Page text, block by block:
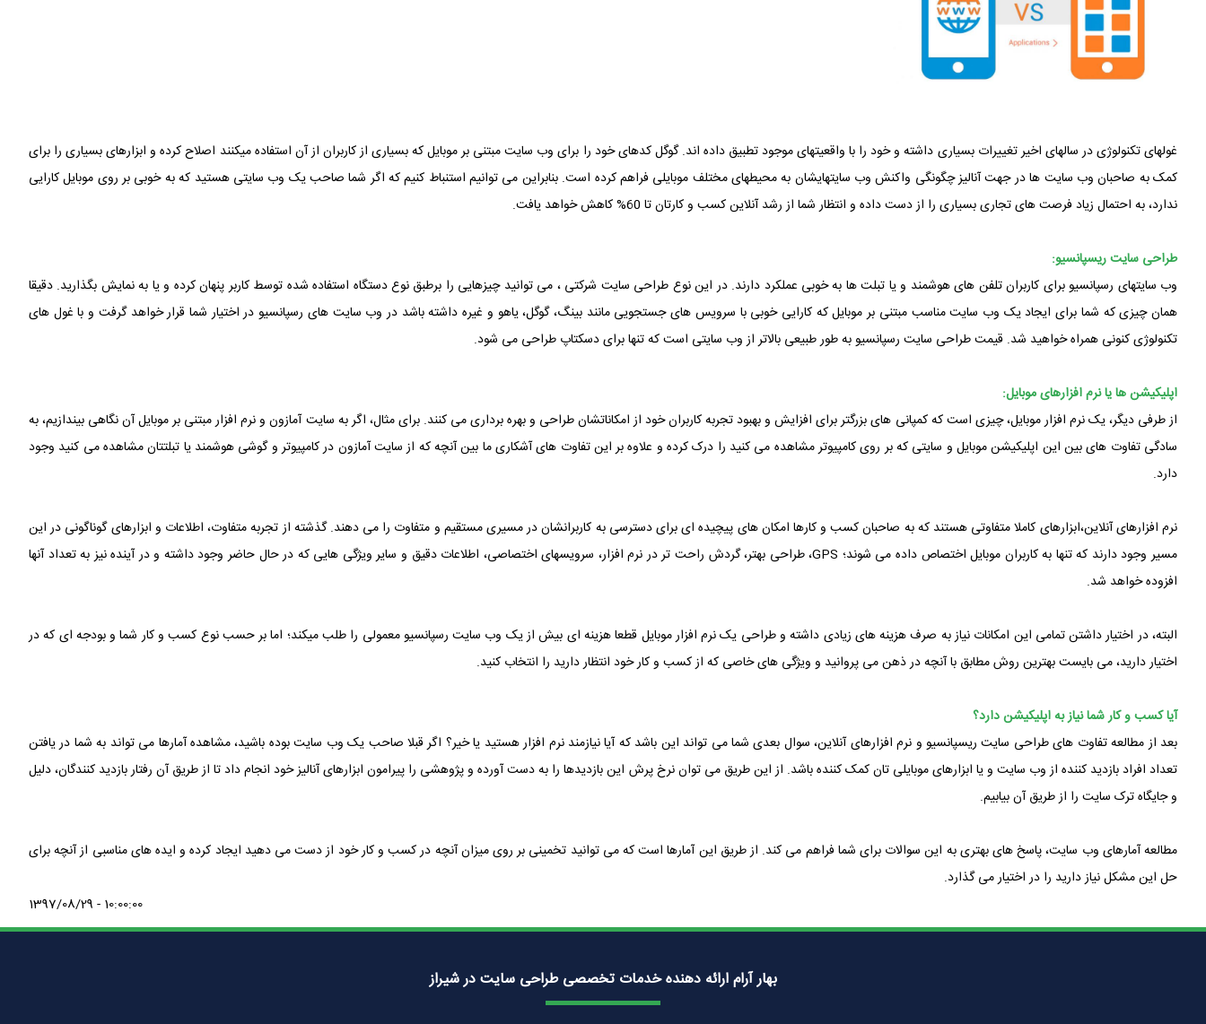
غولهای تکنولوژی در سالهای اخیر تغییرات بسیاری داشته و خود را با واقعیتهای موجود تطبیق داده اند. گوگل کدهای خود را برای وب سایت مبتنی بر موبایل که بسیاری از کاربران از آن استفاده میکنند اصلاح کرده و ابزارهای بسیاری را برای
کمک به صاحبان وب سایت ها در جهت آنالیز چگونگی واکنش وب سایتهایشان به محیطهای مختلف موبایلی فراهم کرده است. بنابراین می توانیم استنباط کنیم که اگر شما صاحب یک وب سایتی هستید که به خوبی بر روی موبایل کارایی
ندارد، به احتمال زیاد فرصت های تجاری بسیاری را از دست داده و انتظار شما از رشد آنلاین کسب و کارتان تا 60% کاهش خواهد یافت.
طراحی سایت ریسپانسیو:
وب سایتهای رسپانسیو برای کاربران تلفن های هوشمند و یا تبلت ها به خوبی عملکرد دارند. در این نوع طراحی سایت شرکتی ، می توانید چیزهایی را برطبق نوع دستگاه استفاده شده توسط کاربر پنهان کرده و یا به نمایش بگذارید. دقیقا
همان چیزی که شما برای ایجاد یک وب سایت مناسب مبتنی بر موبایل که کارایی خوبی با سرویس های جستجویی مانند بینگ، گوگل، یاهو و غیره داشته باشد در وب سایت های رسپانسیو در اختیار شما قرار خواهد گرفت و با غول های
تکنولوژی کنونی همراه خواهید شد. قیمت طراحی سایت رسپانسیو به طور طبیعی بالاتر از وب سایتی است که تنها برای دسکتاپ طراحی می شود.
اپلیکیشن ها یا نرم افزارهای موبایل:
از طرفی دیگر، یک نرم افزار موبایل، چیزی است که کمپانی های بزرگتر برای افزایش و بهبود تجربه کاربران خود از امکاناتشان طراحی و بهره برداری می کنند. برای مثال، اگر به سایت آمازون و نرم افزار مبتنی بر موبایل آن نگاهی بیندازیم، به
سادگی تفاوت های بین این اپلیکیشن موبایل و سایتی که بر روی کامپیوتر مشاهده می کنید را درک کرده و علاوه بر این تفاوت های آشکاری ما بین آنچه که از سایت آمازون در کامپیوتر و گوشی هوشمند یا تبلتتان مشاهده می کنید وجود
دارد.
نرم افزارهای آنلاین،ابزارهای کاملا متفاوتی هستند که به صاحبان کسب و کارها امکان های پیچیده ای برای دسترسی به کاربرانشان در مسیری مستقیم و متفاوت را می دهند. گذشته از تجربه متفاوت، اطلاعات و ابزارهای گوناگونی در این
مسیر وجود دارند که تنها به کاربران موبایل اختصاص داده می شوند؛ GPS، طراحی بهتر، گردش راحت تر در نرم افزار، سرویسهای اختصاصی، اطلاعات دقیق و سایر ویژگی هایی که در حال حاضر وجود داشته و در آینده نیز به تعداد آنها
افزوده خواهد شد.
البته، در اختیار داشتن تمامی این امکانات نیاز به صرف هزینه های زیادی داشته و طراحی یک نرم افزار موبایل قطعا هزینه ای بیش از یک وب سایت رسپانسیو معمولی را طلب میکند؛ اما بر حسب نوع کسب و کار شما و بودجه ای که در
اختیار دارید، می بایست بهترین روش مطابق با آنچه در ذهن می پروانید و ویژگی های خاصی که از کسب و کار خود انتظار دارید را انتخاب کنید.
آیا کسب و کار شما نیاز به اپلیکیشن دارد؟
بعد از مطالعه تفاوت های طراحی سایت ریسپانسیو و نرم افزارهای آنلاین، سوال بعدی شما می تواند این باشد که آیا نیازمند نرم افزار هستید یا خیر؟ اگر قبلا صاحب یک وب سایت بوده باشید، مشاهده آمارها می تواند به شما در یافتن
تعداد افراد بازدید کننده از وب سایت و یا ابزارهای موبایلی تان کمک کننده باشد. از این طریق می توان نرخ پرش این بازدیدها را به دست آورده و پژوهشی را پیرامون ابزارهای آنالیز خود انجام داد تا از طریق آن رفتار بازدید کنندگان، دلیل
و جایگاه ترک سایت را از طریق آن بیابیم.
مطالعه آمارهای وب سایت، پاسخ های بهتری به این سوالات برای شما فراهم می کند. از طریق این آمارها است که می توانید تخمینی بر روی میزان آنچه در کسب و کار خود از دست می دهید ایجاد کرده و ایده های مناسبی از آنچه برای
حل این مشکل نیاز دارید را در اختیار می گذارد.
1397/08/29 - 10:00:00
بهار آرام ارائه دهنده خدمات تخصصی طراحی سایت در شیراز